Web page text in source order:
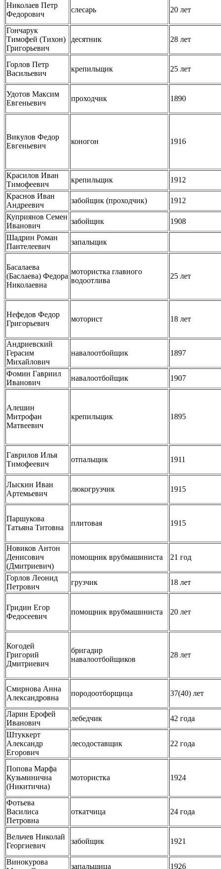
Николаев Петр
Федорович
слесарь 20 лет
Гончарук
Тимофей (Тихон)
Григорьевич
десятник 28 лет
Горлов Петр
Васильевич
крепильщик 25 лет
Удотов Максим
Евгеньевич
проходчик 1890
Викулов Федор
Евгеньевич
коногон 1916
Красилов Иван
Тимофеевич
крепильщик
1912
Краснов Иван
Андреевич
забойщик (проходчик)
1912
Куприянов Семен
Иванович
забойщик
1908
Шадрин Роман
Пантелеевич
запальщик
Басалаева
(Баслаева) Федора
Николаевна
мотористка главного
водоотлива
25 лет
Нефедов Федор
Григорьевич
моторист 18 лет
Андриевский
Герасим
Михайлович
навалоотбойщик 1897
Фомин Гавриил
Иванович
навалоотбойщик 1907
Алешин
Митрофан
Матвеевич
крепильщик 1895
Гаврилов Илья
Тимофеевич
отпальщик 1911
Лыскин Иван
Артемьевич
люкогрузчик 1915
Паршукова
Татьяна Титовна
плитовая 1915
Новиков Антон
Денисович
(Дмитриевич)
помощник врубмашиниста 21 год
Горлов Леонид
Петрович
грузчик 18 лет
Гридин Егор
Федосеевич
помощник врубмашиниста 20 лет
Когодей
Григорий
Дмитриевич
бригадир
навалоотбойщиков
28 лет
Смирнова Анна
Александровна
породоотборщица 37(40) лет
Ларин Ерофей
Иванович
лебедчик
42 года
Штуккерт
Александр
Егорович
лесодоставщик 22 года
Попова Марфа
Кузьминична
(Никитична)
мотористка 1924
Фотьева
Василиса
Петровна
откатчица 24 года
Вельчев Николай
Георгиевич
забойщик 1921
Винокурова
запальщица 1926